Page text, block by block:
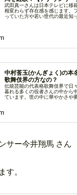
武田真一さんは日本テレビに移
相変わらず存在感を感じます。
っていた方や若い世代の最近知
中村莟玉(かんぎょく)の本
歌舞伎界の方なの？
伝統芸能の代表格歌舞伎界で日
暮れる多くの役者さんの中から
ています。世の中に華やかさや
サー今井翔馬 さん
す。